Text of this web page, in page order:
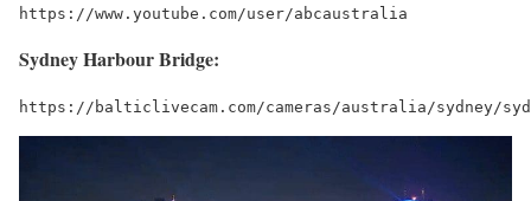
https://www.youtube.com/user/abcaustralia
Sydney Harbour Bridge:
https://balticlivecam.com/cameras/australia/sydney/